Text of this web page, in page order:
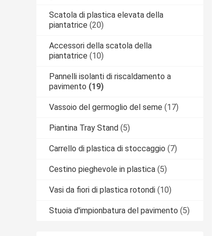
Scatola di plastica elevata della
piantatrice (20)
Accessori della scatola della
piantatrice (10)
Pannelli isolanti di riscaldamento a
pavimento (19)
Vassoio del germoglio del seme (17)
Piantina Tray Stand (5)
Carrello di plastica di stoccaggio (7)
Cestino pieghevole in plastica (5)
Vasi da fiori di plastica rotondi (10)
Stuoia d'impionbatura del pavimento (5)